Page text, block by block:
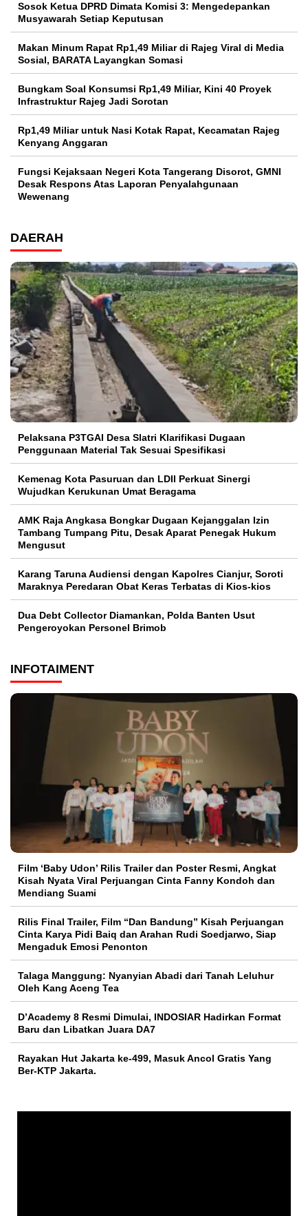
Sosok Ketua DPRD Dimata Komisi 3: Mengedepankan
Musyawarah Setiap Keputusan
Makan Minum Rapat Rp1,49 Miliar di Rajeg Viral di Media
Sosial, BARATA Layangkan Somasi
Bungkam Soal Konsumsi Rp1,49 Miliar, Kini 40 Proyek
Infrastruktur Rajeg Jadi Sorotan
Rp1,49 Miliar untuk Nasi Kotak Rapat, Kecamatan Rajeg
Kenyang Anggaran
Fungsi Kejaksaan Negeri Kota Tangerang Disorot, GMNI
Desak Respons Atas Laporan Penyalahgunaan
Wewenang
DAERAH
Pelaksana P3TGAI Desa Slatri Klarifikasi Dugaan
Penggunaan Material Tak Sesuai Spesifikasi
Kemenag Kota Pasuruan dan LDII Perkuat Sinergi
Wujudkan Kerukunan Umat Beragama
AMK Raja Angkasa Bongkar Dugaan Kejanggalan Izin
Tambang Tumpang Pitu, Desak Aparat Penegak Hukum
Mengusut
Karang Taruna Audiensi dengan Kapolres Cianjur, Soroti
Maraknya Peredaran Obat Keras Terbatas di Kios-kios
Dua Debt Collector Diamankan, Polda Banten Usut
Pengeroyokan Personel Brimob
INFOTAIMENT
Film ‘Baby Udon’ Rilis Trailer dan Poster Resmi, Angkat
Kisah Nyata Viral Perjuangan Cinta Fanny Kondoh dan
Mendiang Suami
Rilis Final Trailer, Film “Dan Bandung” Kisah Perjuangan
Cinta Karya Pidi Baiq dan Arahan Rudi Soedjarwo, Siap
Mengaduk Emosi Penonton
Talaga Manggung: Nyanyian Abadi dari Tanah Leluhur
Oleh Kang Aceng Tea
D’Academy 8 Resmi Dimulai, INDOSIAR Hadirkan Format
Baru dan Libatkan Juara DA7
Rayakan Hut Jakarta ke-499, Masuk Ancol Gratis Yang
Ber-KTP Jakarta.